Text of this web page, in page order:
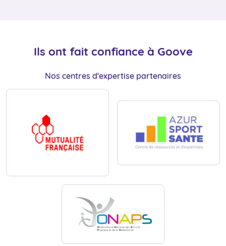
Ils ont fait confiance à Goove
Nos centres d'expertise partenaires